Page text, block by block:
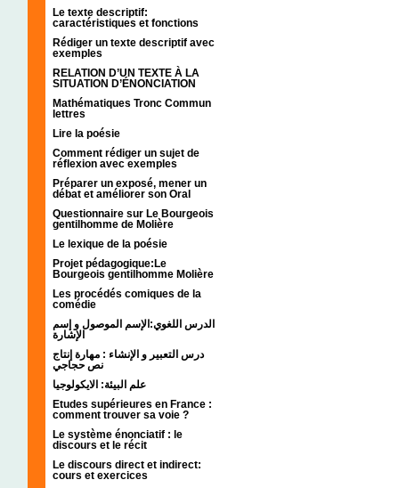
Le texte descriptif:
caractéristiques et fonctions
Rédiger un texte descriptif avec
exemples
RELATION D’UN TEXTE À LA
SITUATION D’ÉNONCIATION
Mathématiques Tronc Commun
lettres
Lire la poésie
Comment rédiger un sujet de
réflexion avec exemples
Préparer un exposé, mener un
débat et améliorer son Oral
Questionnaire sur Le Bourgeois
gentilhomme de Molière
Le lexique de la poésie
Projet pédagogique:Le
Bourgeois gentilhomme Molière
Les procédés comiques de la
comédie
الدرس اللغوي:الإسم الموصول و إسم
الإشارة
درس التعبير و الإنشاء : مهارة إنتاج
نص حجاجي
علم البيئة: الايكولوجيا
Etudes supérieures en France :
comment trouver sa voie ?
Le système énonciatif : le
discours et le récit
Le discours direct et indirect:
cours et exercices